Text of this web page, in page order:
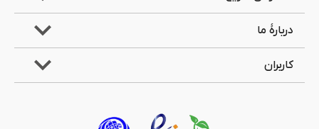
دربارۀ ما
کاربران